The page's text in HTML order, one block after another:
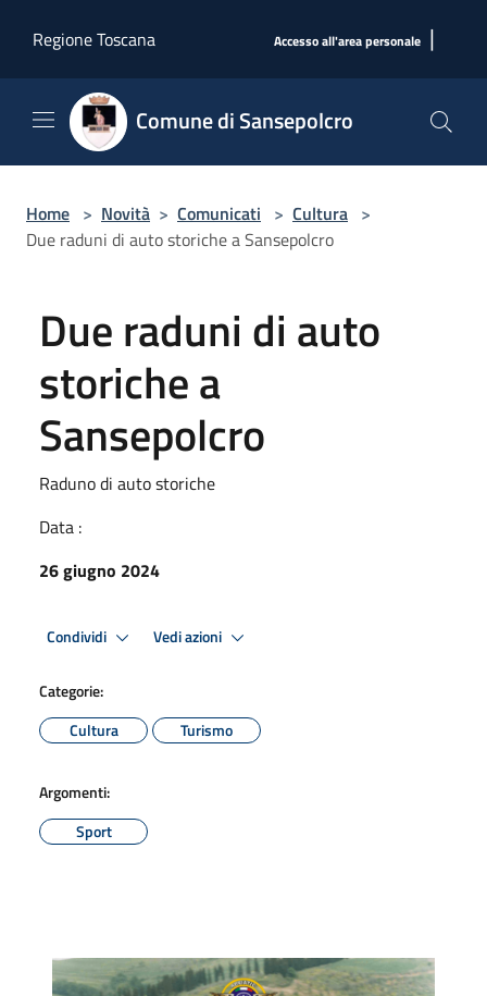
Regione Toscana
Accesso all'area personale |
Comune di Sansepolcro
Home > Novità > Comunicati > Cultura >
Due raduni di auto storiche a Sansepolcro
Due raduni di auto
storiche a
Sansepolcro
Raduno di auto storiche
Data :
26 giugno 2024
Condividi Vedi azioni
Categorie:
Cultura
Turismo
Argomenti:
Sport